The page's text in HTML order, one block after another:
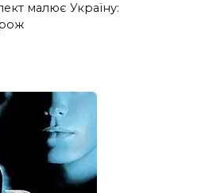
малює Україну: